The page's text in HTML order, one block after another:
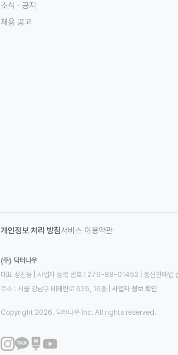
소식 · 공지
채용 공고
개인정보 처리 방침서비스 이용약관
(주) 닥터나우
대표 정진웅 | 사업자 등록 번호 : 279-88-01452 | 통신판매
주소 : 서울 강남구 테헤란로 625, 16층
사업자 정보 확인
Copyright 2026. 닥터나우 Inc. All rights reserved.